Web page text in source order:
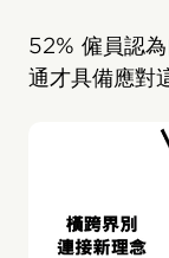
52% 僱員認
通才具備應對